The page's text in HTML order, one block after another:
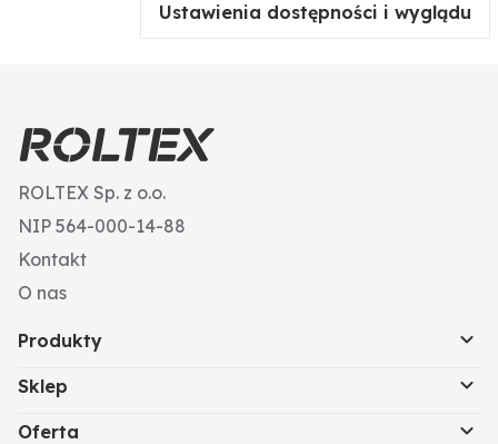
Ustawienia dostępności i wyglądu
ROLTEX Sp. z o.o.
NIP 564-000-14-88
Kontakt
O nas
Produkty
Sklep
Oferta